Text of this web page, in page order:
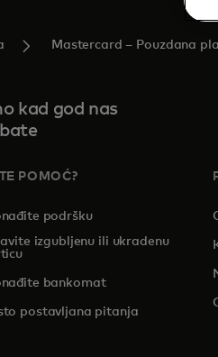
Mastercard – Pouzdana
kad god nas
POMOĆ?
podršku
izgubljenu ili ukradenu
bankomat
postavljana pitanja